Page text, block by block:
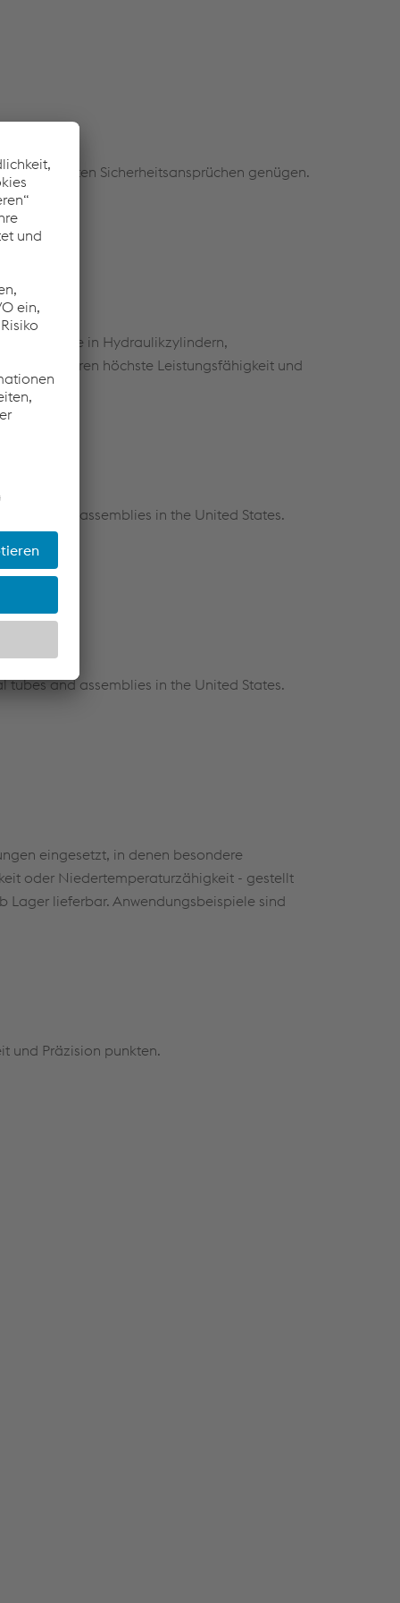
höchsten Sicherheitsansprüchen genügen.
die in Hydraulikzylindern,
garantieren höchste Leistungsfähigkeit und
and assemblies in the United States.
and assemblies in the United States.
eingesetzt, in denen besondere
oder Niedertemperaturzähigkeit - gestellt
Lager lieferbar. Anwendungsbeispiele sind
und Präzision punkten.